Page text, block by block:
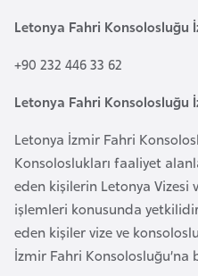
Letonya Fahri Konsolosluğu
+90 232 446 33 62
Letonya Fahri Konsolosluğu
Letonya İzmir Fahri
Konsoloslukları faaliyet
eden kişilerin Letonya Vizesi
işlemleri konusunda
eden kişiler vize ve
İzmir Fahri Konsolosluğu’na
z
r
a
y
c
a
n
B